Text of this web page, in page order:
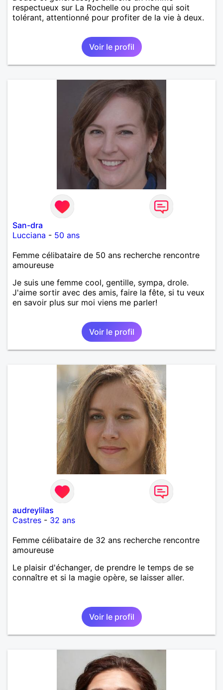
respectueux sur La Rochelle ou proche qui soit
tolérant, attentionné pour profiter de la vie à deux.
Voir le profil
San-dra
Lucciana - 50 ans
Femme célibataire de 50 ans recherche rencontre
amoureuse
Je suis une femme cool, gentille, sympa, drole.
J'aime sortir avec des amis, faire la fête, si tu veux
en savoir plus sur moi viens me parler!
Voir le profil
audreylilas
Castres - 32 ans
Femme célibataire de 32 ans recherche rencontre
amoureuse
Le plaisir d'échanger, de prendre le temps de se
connaître et si la magie opère, se laisser aller.
Voir le profil